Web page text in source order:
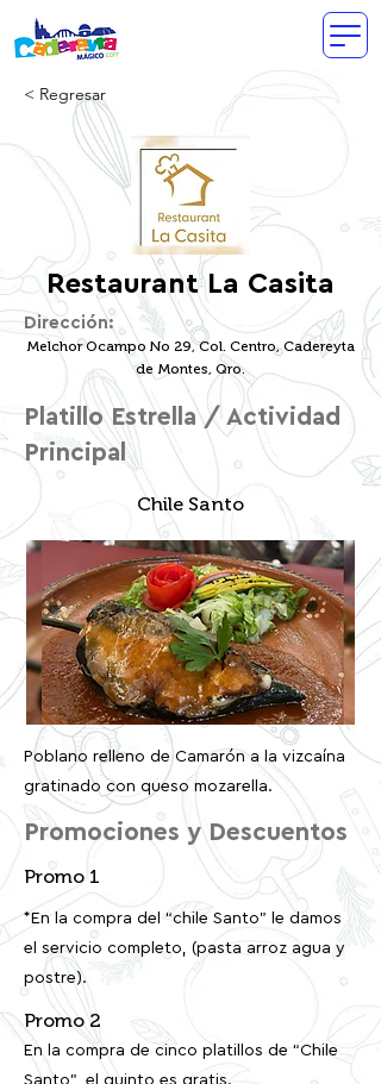
< Regresar
Restaurant La Casita
Dirección:
Melchor Ocampo No 29, Col. Centro, Cadereyta
de Montes, Qro.
Platillo Estrella / Actividad
Principal
Chile Santo
Poblano relleno de Camarón a la vizcaína
gratinado con queso mozarella.
Promociones y Descuentos
Promo 1
*En la compra del “chile Santo” le damos
el servicio completo, (pasta arroz agua y
postre).
Promo 2
En la compra de cinco platillos de “Chile
Santo”, el quinto es gratis.